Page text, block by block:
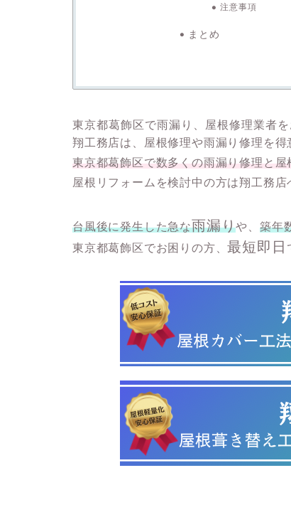
注意事項
まとめ
東京都葛飾区で雨漏り、屋根修理業者
翔工務店は、屋根修理や雨漏り修理を
東京都葛飾区で数多くの雨漏り修理と屋
屋根リフォームを検討中の方は翔工務店
台風後に発生した急な雨漏りや、築年
東京都葛飾区でお困りの方、最短即日